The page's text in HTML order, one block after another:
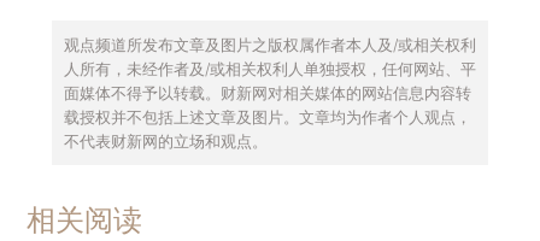
观点频道所发布文章及图片之版权属作者本人及/或相关权利
人所有，未经作者及/或相关权利人单独授权，任何网站、平
面媒体不得予以转载。财新网对相关媒体的网站信息内容转
载授权并不包括上述文章及图片。文章均为作者个人观点，
不代表财新网的立场和观点。
相关阅读